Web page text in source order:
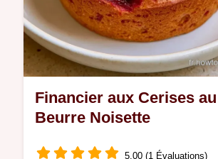
Financier aux Cerises au
Beurre Noisette
5.00 (1 Évaluations)